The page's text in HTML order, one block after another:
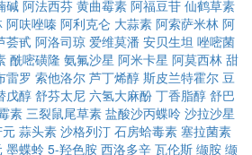
碱 阿法西芬 黄曲霉素 阿福豆苷 仙鹤草素
阿呋唑嗪 阿利克仑 大蒜素 阿索萨米林 阿
荟甙 阿洛司琼 爱维莫潘 安贝生坦 唑嘧菌
酰嘧磺隆 氨氟沙星 阿米卡星 阿莫西林 甜
雷罗 索他洛尔 芦丁烯醇 斯皮兰特霍尔 豆
戊醇 舒芬太尼 六氢大麻酚 丁香脂醇 舒巴
素 三裂鼠尾草素 盐酸沙丙蝶呤 沙拉沙星
蒜头素 沙格列汀 石房蛤毒素 塞拉菌素
墨蝶蛉 5-羟色胺 西洛多辛 瓦伦斯 缬胺 缬